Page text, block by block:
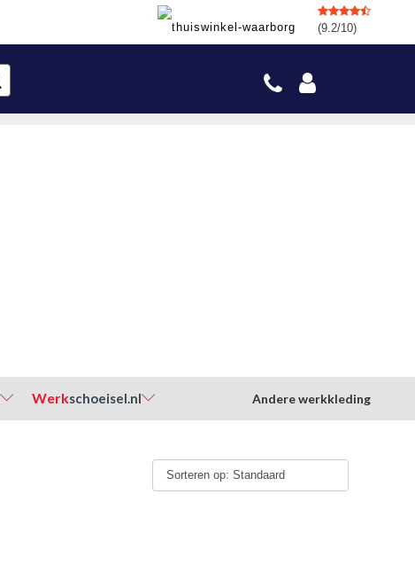
(9.2/10)
Werkschoeisel.nl Andere werkkleding
Sorteren op: Standaard